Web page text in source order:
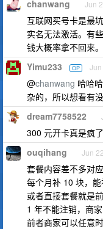
chanwang Jun
互联网买号卡是最
实名无法激活。有
钱大概率拿不回来
Yimu233 OP
@chanwang 哈哈
杂的，所以想看有
dream7758522
300 元开卡真是疯
ouqihang Jun
套餐内容差不多对
每个月补 10 块，能
或者直接套餐就是
1 年不能注销，商家
前者商家可以任意时